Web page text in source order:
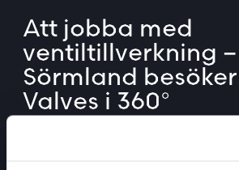
Att jobba med
ventiltillverkning
Sörmland
Valves i 360°
I den här 360°-filmen får du